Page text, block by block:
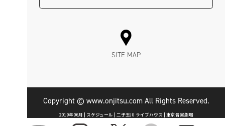
2019年06月 | スケジュール | 二子玉川 ライブハウス | 東京音実劇場
SITE MAP
Copyright © www.onjitsu.com All Rights Reserved.